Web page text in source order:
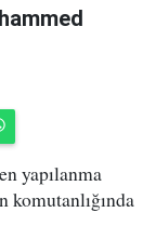
yapılanma
komutanlığında